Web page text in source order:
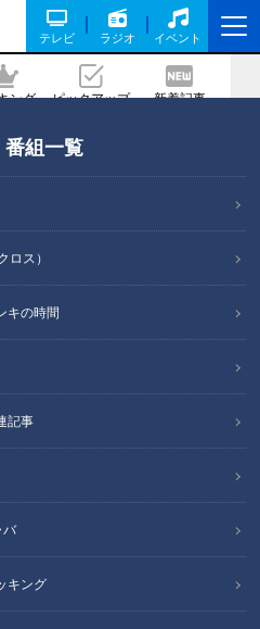
テレビ ラジオ イベント
ング ピックアップ 新着記事
番組一覧
ロス）
キの時間
記事
バ
キング
角保健室と